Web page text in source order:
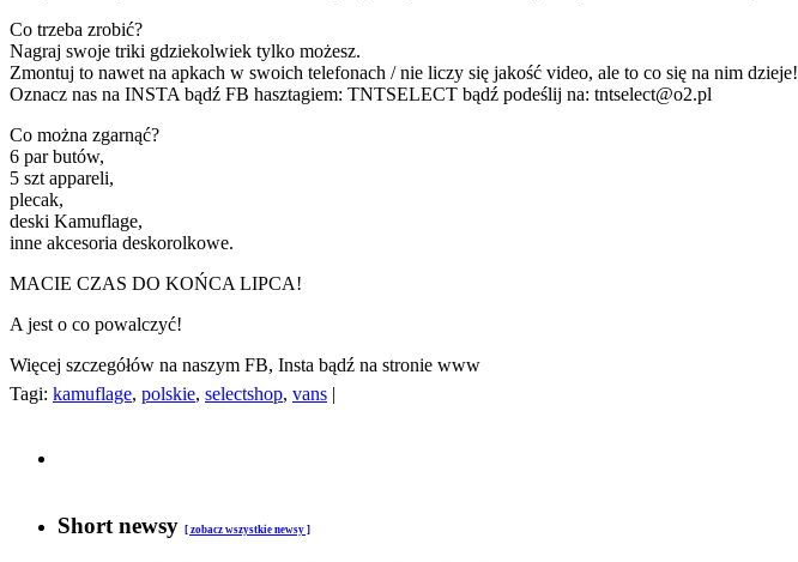
Co trzeba zrobić?
Nagraj swoje triki gdziekolwiek tylko możesz.
Zmontuj to nawet na apkach w swoich telefonach / nie liczy się jakość video, ale to co się na nim dzieje!
Oznacz nas na INSTA bądź FB hasztagiem: TNTSELECT bądź podeślij na: tntselect@o2.pl
Co można zgarnąć?
6 par butów,
5 szt appareli,
plecak,
deski Kamuflage,
inne akcesoria deskorolkowe.
MACIE CZAS DO KOŃCA LIPCA!
A jest o co powalczyć!
Więcej szczegółów na naszym FB, Insta bądź na stronie www
Tagi: kamuflage, polskie, selectshop, vans |
Short newsy [ zobacz wszystkie newsy ]